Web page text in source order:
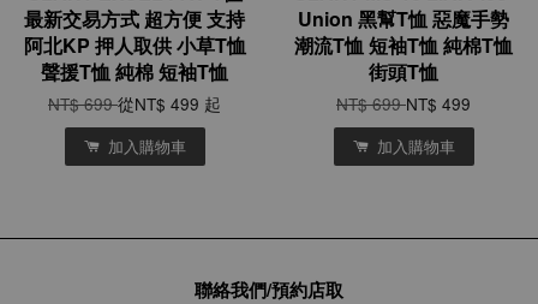
最新交易方式 超方便 支持
阿北KP 押人取供 小草T恤
聲援T恤 純棉 短袖T恤
NT$ 699從NT$ 499 起
加入購物車
Union 黑幫T恤 惡魔手勢
潮流T恤 短袖T恤 純棉T恤
街頭T恤
NT$ 699NT$ 499
加入購物車
聯絡我們/預約店取